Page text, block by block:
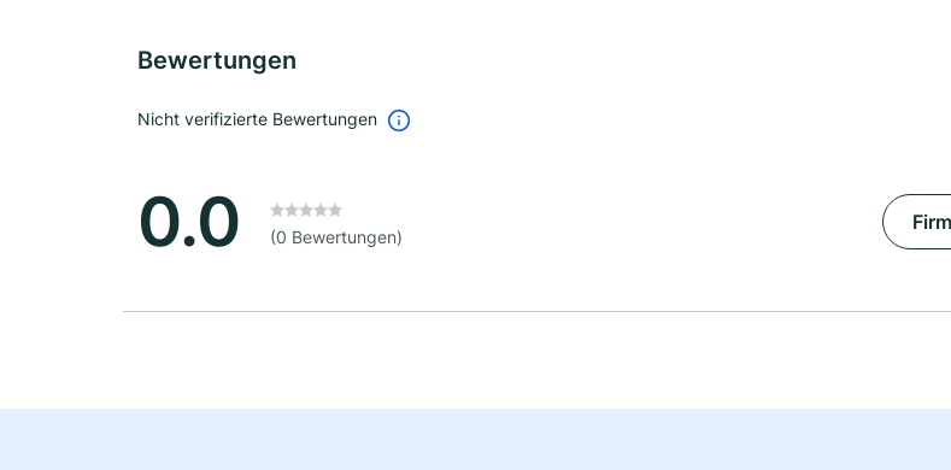
Bewertungen
Nicht verifizierte Bewertungen
0.0 (0 Bewertungen)